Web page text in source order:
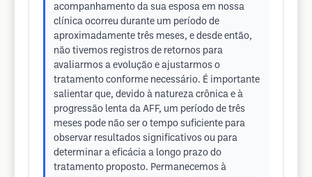
acompanhamento da sua esposa em nossa
clínica ocorreu durante um período de
aproximadamente três meses, e desde então,
não tivemos registros de retornos para
avaliarmos a evolução e ajustarmos o
tratamento conforme necessário. É importante
salientar que, devido à natureza crônica e à
progressão lenta da AFF, um período de três
meses pode não ser o tempo suficiente para
observar resultados significativos ou para
determinar a eficácia a longo prazo do
tratamento proposto. Permanecemos à